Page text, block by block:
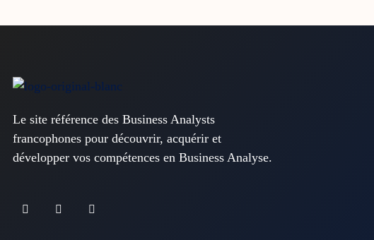
Le site référence des Business Analysts
francophones pour découvrir, acquérir et
développer vos compétences en Business Analyse.